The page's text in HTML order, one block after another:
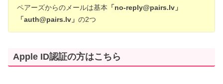
ペアーズからのメールは基本 「no-reply@pairs.lv」
「auth@pairs.lv」の2つ
Apple ID認証の方はこちら